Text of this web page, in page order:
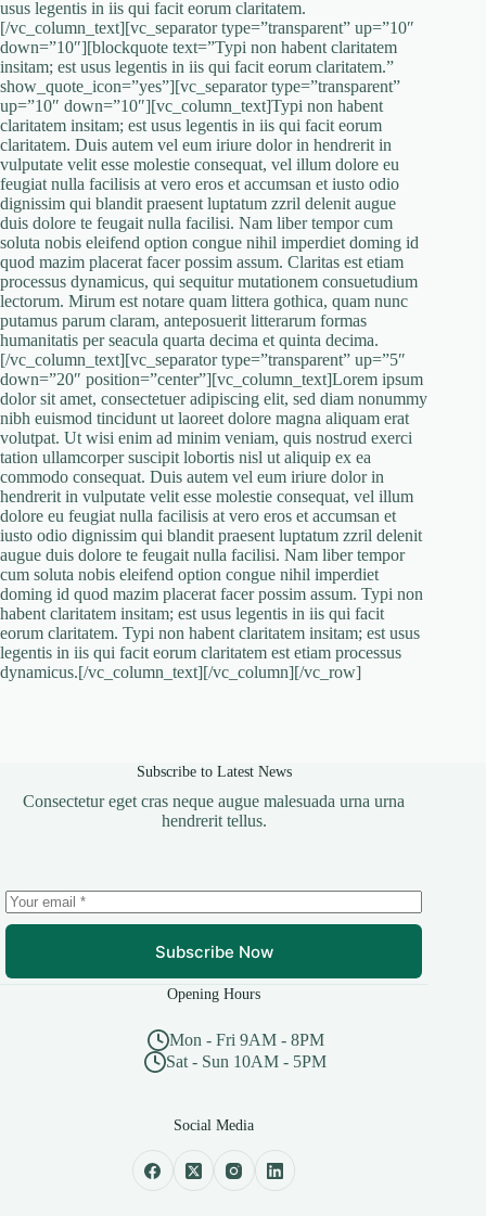
usus legentis in iis qui facit eorum claritatem.
[/vc_column_text][vc_separator type=”transparent” up=”10″
down=”10″][blockquote text=”Typi non habent claritatem
insitam; est usus legentis in iis qui facit eorum claritatem.”
show_quote_icon=”yes”][vc_separator type=”transparent”
up=”10″ down=”10″][vc_column_text]Typi non habent
claritatem insitam; est usus legentis in iis qui facit eorum
claritatem. Duis autem vel eum iriure dolor in hendrerit in
vulputate velit esse molestie consequat, vel illum dolore eu
feugiat nulla facilisis at vero eros et accumsan et iusto odio
dignissim qui blandit praesent luptatum zzril delenit augue
duis dolore te feugait nulla facilisi. Nam liber tempor cum
soluta nobis eleifend option congue nihil imperdiet doming id
quod mazim placerat facer possim assum. Claritas est etiam
processus dynamicus, qui sequitur mutationem consuetudium
lectorum. Mirum est notare quam littera gothica, quam nunc
putamus parum claram, anteposuerit litterarum formas
humanitatis per seacula quarta decima et quinta decima.
[/vc_column_text][vc_separator type=”transparent” up=”5″
down=”20″ position=”center”][vc_column_text]Lorem ipsum
dolor sit amet, consectetuer adipiscing elit, sed diam nonummy
nibh euismod tincidunt ut laoreet dolore magna aliquam erat
volutpat. Ut wisi enim ad minim veniam, quis nostrud exerci
tation ullamcorper suscipit lobortis nisl ut aliquip ex ea
commodo consequat. Duis autem vel eum iriure dolor in
hendrerit in vulputate velit esse molestie consequat, vel illum
dolore eu feugiat nulla facilisis at vero eros et accumsan et
iusto odio dignissim qui blandit praesent luptatum zzril delenit
augue duis dolore te feugait nulla facilisi. Nam liber tempor
cum soluta nobis eleifend option congue nihil imperdiet
doming id quod mazim placerat facer possim assum. Typi non
habent claritatem insitam; est usus legentis in iis qui facit
eorum claritatem. Typi non habent claritatem insitam; est usus
legentis in iis qui facit eorum claritatem est etiam processus
dynamicus.[/vc_column_text][/vc_column][/vc_row]
Subscribe to Latest News
Consectetur eget cras neque augue malesuada urna urna
hendrerit tellus.
Subscribe Now
Opening Hours
Mon - Fri 9AM - 8PM
Sat - Sun 10AM - 5PM
Social Media